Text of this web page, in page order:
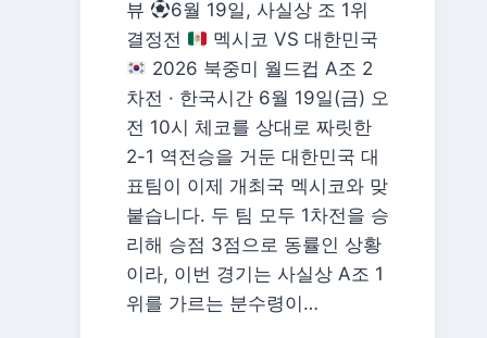
복
절
·
추
석
황
금
연
휴
일
정
뷰
6월 19일, 사실상 조 1위
결정전
멕시코 VS 대한민국
2026 북중미 월드컵 A조 2
차전 · 한국시간 6월 19일(금) 오
전 10시 체코를 상대로 짜릿한
2-1 역전승을 거둔 대한민국 대
표팀이 이제 개최국 멕시코와 맞
붙습니다. 두 팀 모두 1차전을 승
리해 승점 3점으로 동률인 상황
이라, 이번 경기는 사실상 A조 1
위를 가르는 분수령이…